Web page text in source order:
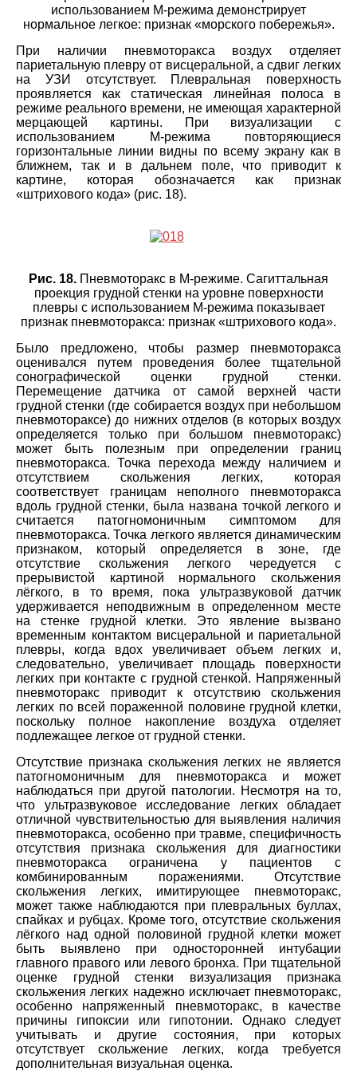
использованием M-режима демонстрирует
нормальное легкое: признак «морского побережья».
При наличии пневмоторакса воздух отделяет
париетальную плевру от висцеральной, а сдвиг легких
на УЗИ отсутствует. Плевральная поверхность
проявляется как статическая линейная полоса в
режиме реального времени, не имеющая характерной
мерцающей картины. При визуализации с
использованием M-режима повторяющиеся
горизонтальные линии видны по всему экрану как в
ближнем, так и в дальнем поле, что приводит к
картине, которая обозначается как признак
«штрихового кода» (рис. 18).
Рис. 18. Пневмоторакс в М-режиме. Сагиттальная
проекция грудной стенки на уровне поверхности
плевры с использованием M-режима показывает
признак пневмоторакса: признак «штрихового кода».
Было предложено, чтобы размер пневмоторакса
оценивался путем проведения более тщательной
сонографической оценки грудной стенки.
Перемещение датчика от самой верхней части
грудной стенки (где собирается воздух при небольшом
пневмотораксе) до нижних отделов (в которых воздух
определяется только при большом пневмоторакс)
может быть полезным при определении границ
пневмоторакса. Точка перехода между наличием и
отсутствием скольжения легких, которая
соответствует границам неполного пневмоторакса
вдоль грудной стенки, была названа точкой легкого и
считается патогномоничным симптомом для
пневмоторакса. Точка легкого является динамическим
признаком, который определяется в зоне, где
отсутствие скольжения легкого чередуется с
прерывистой картиной нормального скольжения
лёгкого, в то время, пока ультразвуковой датчик
удерживается неподвижным в определенном месте
на стенке грудной клетки. Это явление вызвано
временным контактом висцеральной и париетальной
плевры, когда вдох увеличивает объем легких и,
следовательно, увеличивает площадь поверхности
легких при контакте с грудной стенкой. Напряженный
пневмоторакс приводит к отсутствию скольжения
легких по всей пораженной половине грудной клетки,
поскольку полное накопление воздуха отделяет
подлежащее легкое от грудной стенки.
Отсутствие признака скольжения легких не является
патогномоничным для пневмоторакса и может
наблюдаться при другой патологии. Несмотря на то,
что ультразвуковое исследование легких обладает
отличной чувствительностью для выявления наличия
пневмоторакса, особенно при травме, специфичность
отсутствия признака скольжения для диагностики
пневмоторакса ограничена у пациентов с
комбинированным поражениями. Отсутствие
скольжения легких, имитирующее пневмоторакс,
может также наблюдаются при плевральных буллах,
спайках и рубцах. Кроме того, отсутствие скольжения
лёгкого над одной половиной грудной клетки может
быть выявлено при односторонней интубации
главного правого или левого бронха. При тщательной
оценке грудной стенки визуализация признака
скольжения легких надежно исключает пневмоторакс,
особенно напряженный пневмоторакс, в качестве
причины гипоксии или гипотонии. Однако следует
учитывать и другие состояния, при которых
отсутствует скольжение легких, когда требуется
дополнительная визуальная оценка.